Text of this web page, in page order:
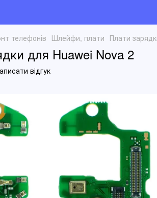
телефонів Шлейфи, плати Плати
для Huawei Nova 2
відгук